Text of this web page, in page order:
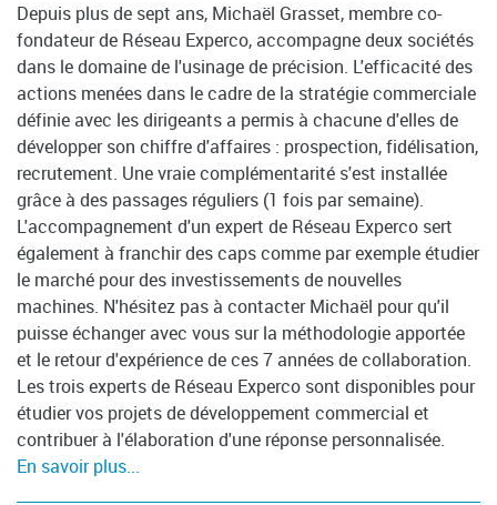
Depuis plus de sept ans, Michaël Grasset, membre co-
fondateur de Réseau Experco, accompagne deux sociétés
dans le domaine de l'usinage de précision. L'efficacité des
actions menées dans le cadre de la stratégie commerciale
définie avec les dirigeants a permis à chacune d'elles de
développer son chiffre d'affaires : prospection, fidélisation,
recrutement. Une vraie complémentarité s'est installée
grâce à des passages réguliers (1 fois par semaine).
L'accompagnement d'un expert de Réseau Experco sert
également à franchir des caps comme par exemple étudier
le marché pour des investissements de nouvelles
machines. N'hésitez pas à contacter Michaël pour qu'il
puisse échanger avec vous sur la méthodologie apportée
et le retour d'expérience de ces 7 années de collaboration.
Les trois experts de Réseau Experco sont disponibles pour
étudier vos projets de développement commercial et
contribuer à l'élaboration d'une réponse personnalisée.
En savoir plus...